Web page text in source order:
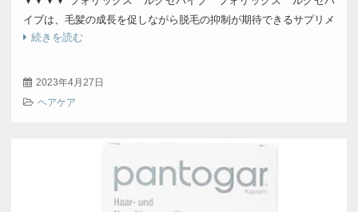
イブは、毛髪の成長を促しながら脱毛の抑制が期待できるサプリメ
ントです。 ルグ […]
続きを読む
2023年4月27日
ヘアケア